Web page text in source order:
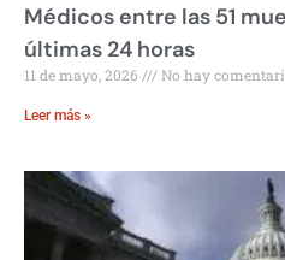
Médicos entre las 51
últimas 24 horas
11 de mayo, 2026 No hay
Leer más »